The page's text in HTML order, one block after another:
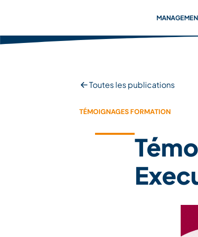
Toutes les publications
TÉMOIGNAGES FORMATION